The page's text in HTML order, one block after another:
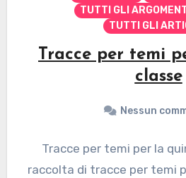
TUTTI GLI
TUTTI GLI
Tracce per temi
classe
Nessun
Tracce per temi per la
raccolta di tracce per temi